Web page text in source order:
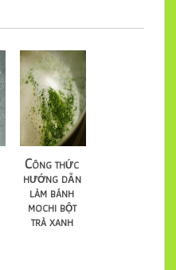
Công thức
hướng dẫn
làm bánh
mochi bột
trà xanh